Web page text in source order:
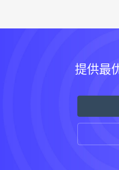
提供最